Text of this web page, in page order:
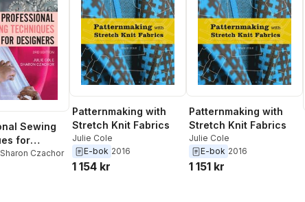
Sewing
for
Sharon Czachor
Patternmaking with
Stretch Knit Fabrics
Julie Cole
E-bok 2016
1 154 kr
Patternmaking with
Stretch Knit Fabrics
Julie Cole
E-bok 2016
1 151 kr